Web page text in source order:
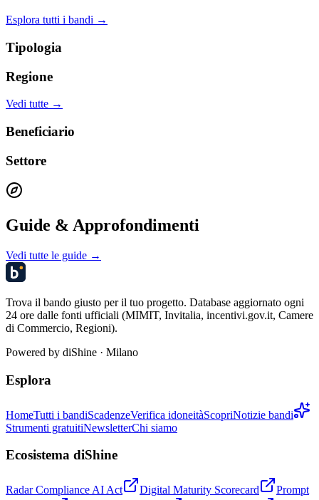
Esplora tutti i bandi →
Tipologia
Regione
Vedi tutte →
Beneficiario
Settore
Guide & Approfondimenti
Vedi tutte le guide →
Trova il bando giusto per il tuo progetto. Database aggiornato ogni
24 ore dalle fonti ufficiali (MIMIT, Invitalia, incentivi.gov.it, Camere
di Commercio, Regioni).
Powered by diShine · Milano
Esplora
HomeTutti i bandiScadenzeVerifica idoneitàScopriNotizie bandi
Strumenti gratuitiNewsletterChi siamo
Ecosistema diShine
Radar Compliance AI Act Digital Maturity Scorecard Prompt